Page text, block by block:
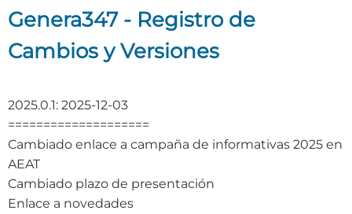
Genera347 - Registro de
Cambios y Versiones
2025.0.1: 2025-12-03
====================
Cambiado enlace a campaña de informativas 2025 en
AEAT
Cambiado plazo de presentación
Enlace a novedades